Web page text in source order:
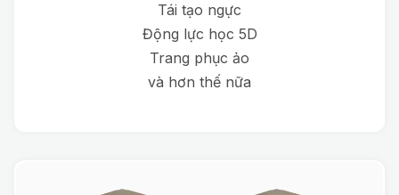
Tái tạo ngực
Động lực học 5D
Trang phục ảo
và hơn thế nữa